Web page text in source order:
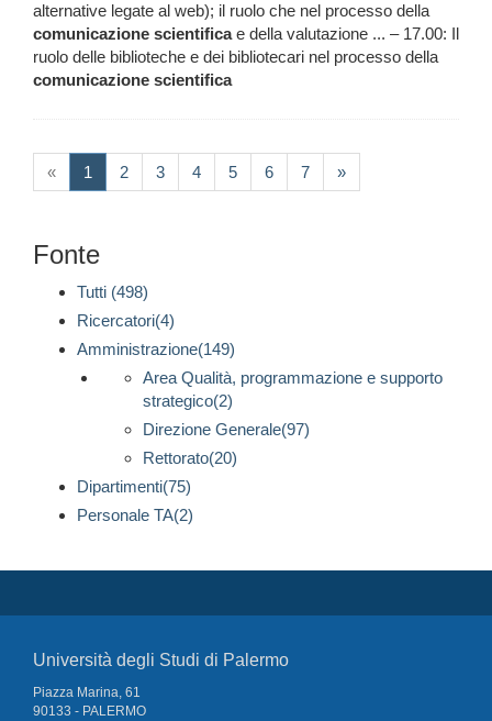
alternative legate al web); il ruolo che nel processo della
comunicazione scientificae della valutazione ... – 17.00: Il
ruolo delle biblioteche e dei bibliotecari nel processo della
comunicazione scientifica
« 1 (current)
2 3 4 5 6 7 »
Fonte
Tutti (498)
Ricercatori(4)
Amministrazione(149)
Area Qualità, programmazione e supporto
strategico(2)
Direzione Generale(97)
Rettorato(20)
Dipartimenti(75)
Personale TA(2)
Università degli Studi di Palermo
Piazza Marina, 61
90133 - PALERMO